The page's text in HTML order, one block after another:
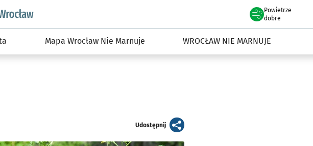
podserwis: Środowisko we Wrocławiu
Powietrze
we Wrocławiu
dobre
Mapa Wrocław Nie Marnuje WROCŁAW NIE MARNUJE
Udostępnijartykuł